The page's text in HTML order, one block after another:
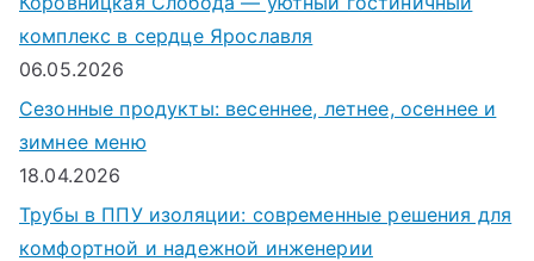
комплекс в сердце Ярославля
06.05.2026
Сезонные продукты: весеннее, летнее, осеннее и
зимнее меню
18.04.2026
Трубы в ППУ изоляции: современные решения для
комфортной и надежной инженерии